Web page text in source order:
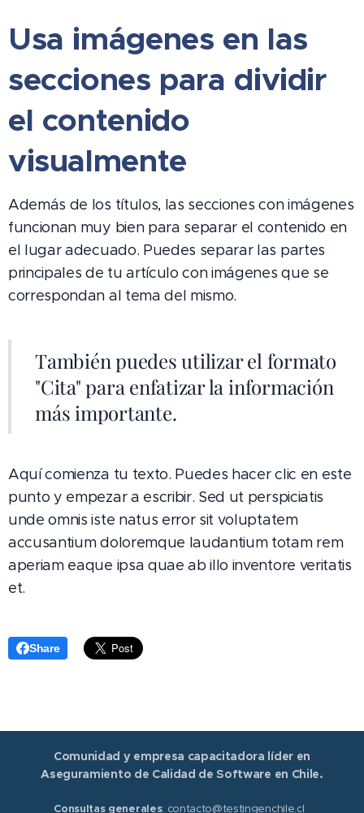
Usa imágenes en las
secciones para dividir
el contenido
visualmente
Además de los títulos, las secciones con imágenes
funcionan muy bien para separar el contenido en
el lugar adecuado. Puedes separar las partes
principales de tu artículo con imágenes que se
correspondan al tema del mismo.
También puedes utilizar el formato
"Cita" para enfatizar la información
más importante.
Aquí comienza tu texto. Puedes hacer clic en este
punto y empezar a escribir. Sed ut perspiciatis
unde omnis iste natus error sit voluptatem
accusantium doloremque laudantium totam rem
aperiam eaque ipsa quae ab illo inventore veritatis
et.
Share
Comunidad y empresa capacitadora líder en
Aseguramiento de Calidad de Software en Chile.
Consultas generales: contacto@testingenchile.cl